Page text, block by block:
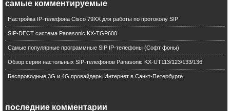
DSS1
Advanced Multimedia System (AMS)
Unified Communications
SPA1001
TGP500
ЦОД
самые комментируемые
Настройка IP-телефона Cisco 79XX для работы по протоколу SIP
SIP-DECT система Panasonic KX-TGP600
Самые популярные программные SIP IP-телефоны (Софт фоны)
Обзор серии настольных SIP-телефонов Panasonic KX-UT113/123/133/136
Беспроводные 3G и 4G провайдеры Интернет в Санкт-Петербурге.
последние комментарии